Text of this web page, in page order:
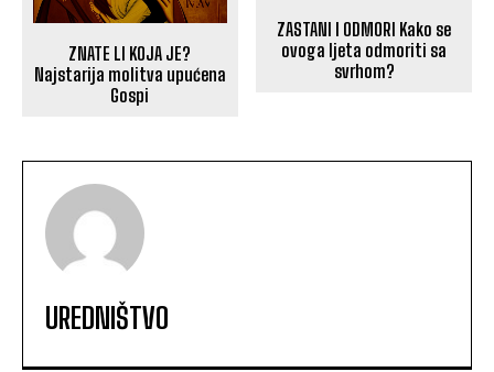
ZNATE LI KOJA JE?
Najstarija molitva upućena
Gospi
ZASTANI I ODMORI Kako se
ovoga ljeta odmoriti sa
svrhom?
UREDNIŠTVO